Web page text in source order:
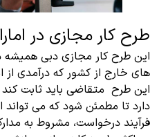
طرح کار مجازی در
این طرح کار مجازی دبی
های خارج از کشور که درآمدی از
دارد تا مطمئن شود که می
فرآیند درخواست، مشروط به